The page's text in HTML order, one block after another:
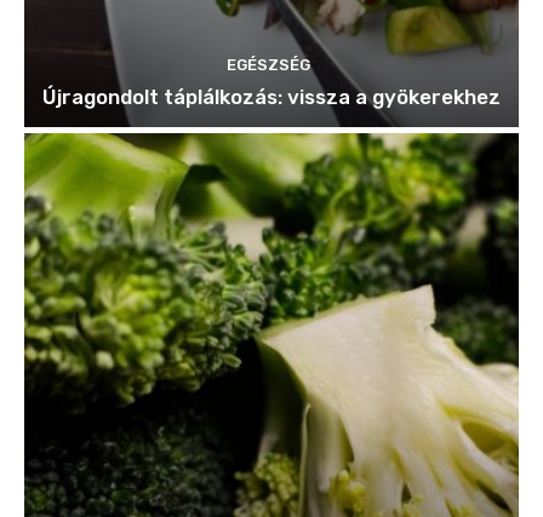
EGÉSZSÉG
Újragondolt táplálkozás: vissza a gyökerekhez